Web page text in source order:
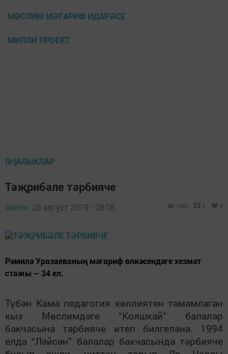
МӨСЛИМ МӘГАРИФ ИДАРӘСЕ
МИЛЛИ ПРОЕКТ
ЯҢАЛЫКЛАР
Тәҗрибәле тәрбияче
admin, 26 август 2019 - 08:08 1302 0 0
Рәмилә Уразаеваның мәгариф өлкәсендәге хезмәт
стажы – 34 ел.
Түбән Кама педагогия көллиятен тәмамлаган
кыз Мөслимдәге “Кояшкай” балалар
бакчасына тәрбияче итеп билгеләнә. 1994
елда “Ләйсән” балалар бакчасында тәрбияче